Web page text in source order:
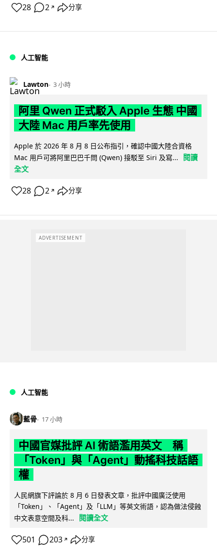
28 2 ↗ 分享
人工智能
Lawton 3 小時
阿里 Qwen 正式駁入 Apple 生態 中國
大陸 Mac 用戶率先使用
Apple 於 2026 年 8 月 8 日公布指引，確認中國大陸合資格
Mac 用戶可將阿里巴巴千問 (Qwen) 接駁至 Siri 及寫...
閱讀
全文
28 2 ↗ 分享
ADVERTISEMENT
人工智能
藍骨 17 小時
中國官媒批評 AI 術語濫用英文 稱
「Token」與「Agent」動搖科技話語
權
人民網旗下評論於 8 月 6 日發表文章，批評中國廣泛使用
「Token」、「Agent」及「LLM」等英文術語，認為做法侵蝕
中文表意空間及科...
閱讀全文
501 203 ↗ 分享